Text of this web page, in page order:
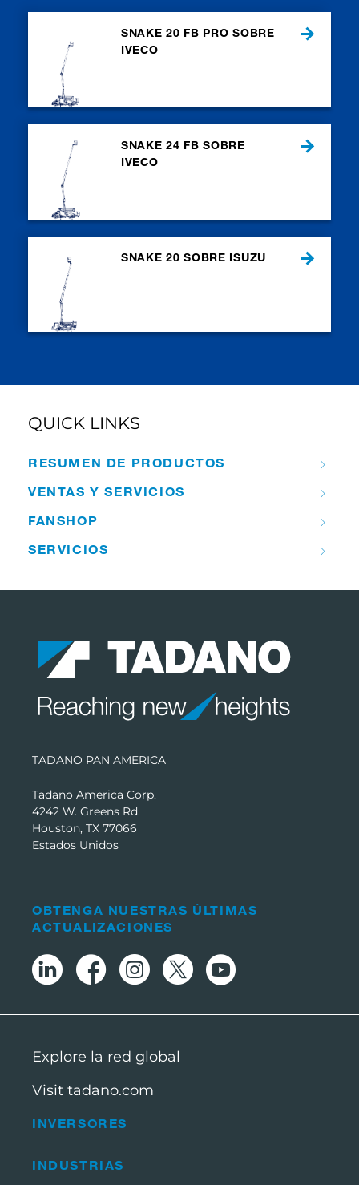
SNAKE 20 FB PRO SOBRE
IVECO
SNAKE 24 FB SOBRE
IVECO
SNAKE 20 SOBRE ISUZU
QUICK LINKS
RESUMEN DE PRODUCTOS
VENTAS Y SERVICIOS
FANSHOP
SERVICIOS
TADANO PAN AMERICA
Tadano America Corp.
4242 W. Greens Rd.
Houston, TX 77066
Estados Unidos
INVERSORES
INDUSTRIAS
OBTENGA NUESTRAS ÚLTIMAS
ACTUALIZACIONES
Explore la red global
Visit tadano.com